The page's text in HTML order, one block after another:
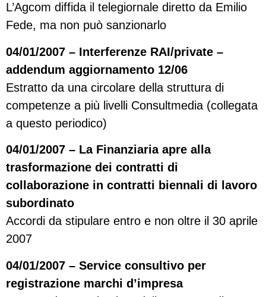
L’Agcom diffida il telegiornale diretto da Emilio
Fede, ma non può sanzionarlo
04/01/2007 – Interferenze RAI/private –
addendum aggiornamento 12/06
Estratto da una circolare della struttura di
competenze a più livelli Consultmedia (collegata
a questo periodico)
04/01/2007 – La Finanziaria apre alla
trasformazione dei contratti di
collaborazione in contratti biennali di lavoro
subordinato
Accordi da stipulare entro e non oltre il 30 aprile
2007
04/01/2007 – Service consultivo per
registrazione marchi d’impresa